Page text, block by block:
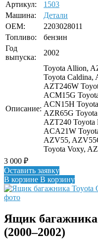
Артикул:
1503
Машина:
Детали
OEM:
2203028011
Топливо:
бензин
Год
выпуска:
2002
Описание:
Toyota Allion,
Toyota Caldina,
AZT246W
ACM15G
ACN15H
AZR65G
AZT240
ACA21W
AZV55,
Toyota Voxy,
3 000 ₽
Оставить заявку
В корзине В корзину
фото
Ящик
(2000–2002)